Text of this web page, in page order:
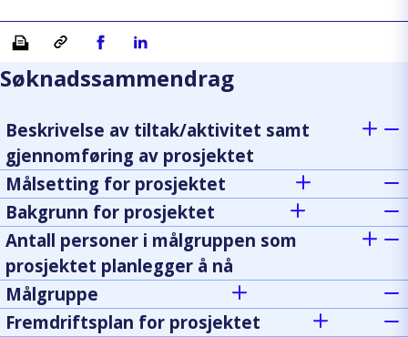
Skriv ut Kopiera länkDel på Facebook
Del på Linkedin
Søknadssammendrag
Beskrivelse av tiltak/aktivitet samt
gjennomføring av prosjektet
Målsetting for prosjektet
Bakgrunn for prosjektet
Antall personer i målgruppen som
prosjektet planlegger å nå
Målgruppe
Fremdriftsplan for prosjektet